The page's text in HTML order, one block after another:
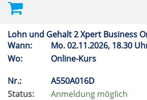
Lohn und Gehalt 2 Xpert Business
Wann:
Mo.02.11.2026, 18.30
Wo:
Online-Kurs
Nr.:
A550A016D
Status:
Anmeldung möglich